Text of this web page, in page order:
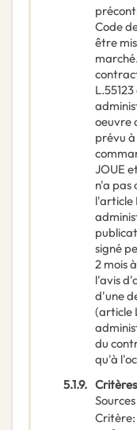
Code
être
oeuvre
prévu à
JOUE
n'a pas
l'article
signé
2 mois
l'avis
d'une
(article
du
qu'à
5.1.9.
Critère: